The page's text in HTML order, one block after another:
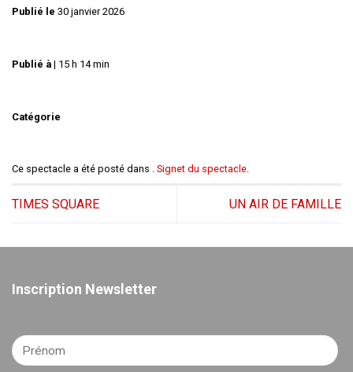
Publié le 30 janvier 2026
Publié à | 15 h 14 min
Catégorie
Ce spectacle a été posté dans . Signet du spectacle.
TIMES SQUARE UN AIR DE FAMILLE
Inscription Newsletter